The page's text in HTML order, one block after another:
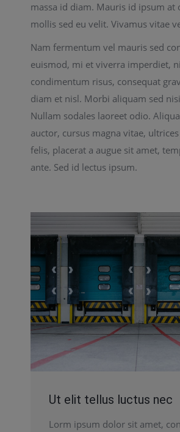
massa id diam. Mauris id ipsum at
mollis sed eu velit. Vivamus vitae
Nam fermentum vel mauris sed
euismod, mi et viverra imperdiet,
condimentum risus, consequat
diam et nisl. Morbi aliquam sed
Nullam sodales laoreet odio.
auctor, cursus magna vitae,
felis, placerat a augue sit amet,
ante. Sed id lectus ipsum.
Ut elit tellus luctus nec
Lorm ipsum dolor sit amet,